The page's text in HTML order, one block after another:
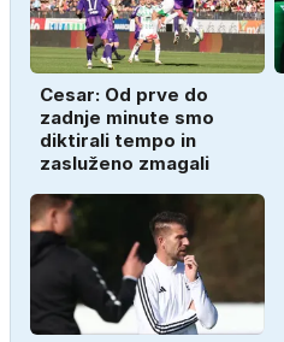
Cesar: Od prve do
zadnje minute smo
diktirali tempo in
zasluženo zmagali